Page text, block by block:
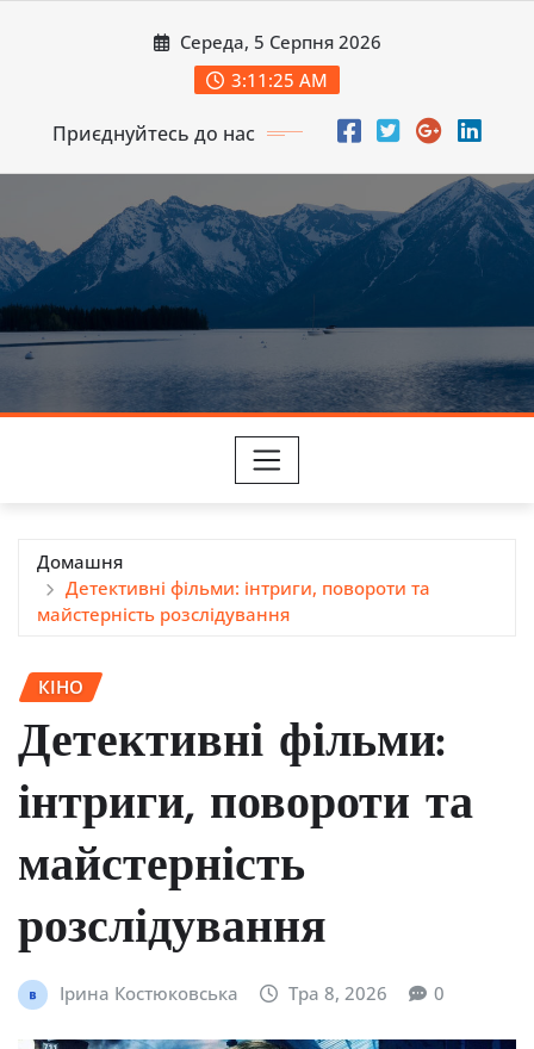
Середа, 5 Серпня 2026
3:11:27 AM
Приєднуйтесь до нас
Домашня
Детективні фільми: інтриги, повороти та
майстерність розслідування
КІНО
Детективні фільми:
інтриги, повороти та
майстерність
розслідування
Ірина Костюковська Тра 8, 2026 0